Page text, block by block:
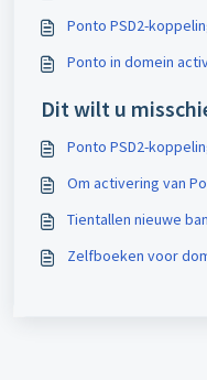
Ponto PSD2-
Ponto in domein
Dit wilt u
Ponto PSD2-
Om activering van
Tientallen nieuwe
Zelfboeken voor